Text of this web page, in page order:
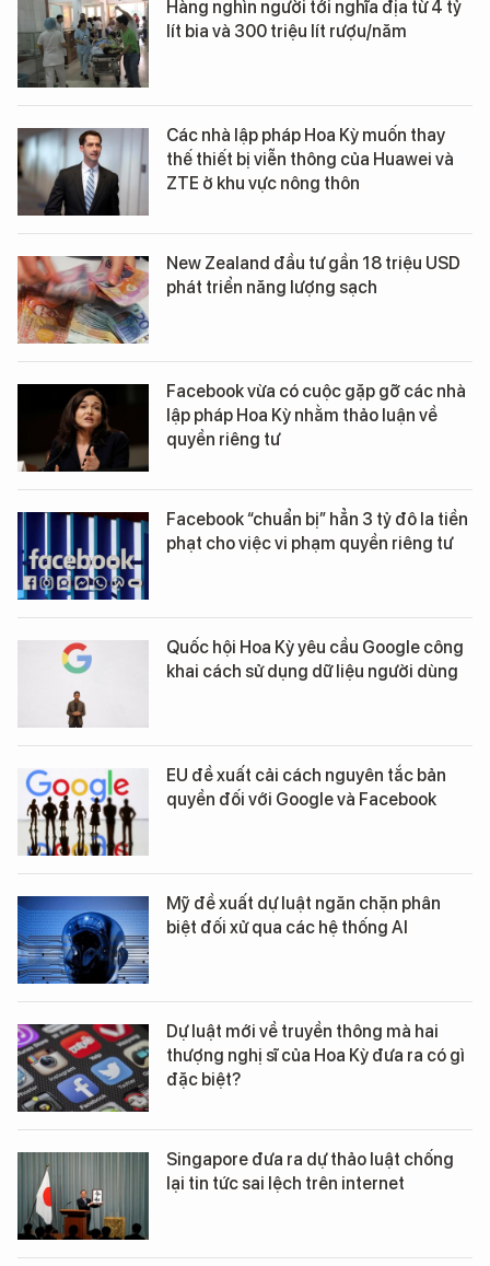
Hàng nghìn người tới nghĩa địa từ 4 tỷ
lít bia và 300 triệu lít rượu/năm
Các nhà lập pháp Hoa Kỳ muốn thay
thế thiết bị viễn thông của Huawei và
ZTE ở khu vực nông thôn
New Zealand đầu tư gần 18 triệu USD
phát triển năng lượng sạch
Facebook vừa có cuộc gặp gỡ các nhà
lập pháp Hoa Kỳ nhằm thảo luận về
quyền riêng tư
Facebook “chuẩn bị” hẳn 3 tỷ đô la tiền
phạt cho việc vi phạm quyền riêng tư
Quốc hội Hoa Kỳ yêu cầu Google công
khai cách sử dụng dữ liệu người dùng
EU đề xuất cải cách nguyên tắc bản
quyền đối với Google và Facebook
Mỹ đề xuất dự luật ngăn chặn phân
biệt đối xử qua các hệ thống AI
Dự luật mới về truyền thông mà hai
thượng nghị sĩ của Hoa Kỳ đưa ra có gì
đặc biệt?
Singapore đưa ra dự thảo luật chống
lại tin tức sai lệch trên internet